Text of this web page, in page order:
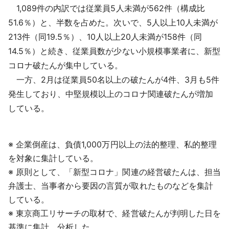
1,089件の内訳では従業員5人未満が562件（構成比
51.6％）と、半数を占めた。次いで、5人以上10人未満が
213件（同19.5％）、10人以上20人未満が158件（同
14.5％）と続き、従業員数が少ない小規模事業者に、新型
コロナ破たんが集中している。
一方、2月は従業員50名以上の破たんが4件、3月も5件
発生しており、中堅規模以上のコロナ関連破たんが増加
している。
※ 企業倒産は、負債1,000万円以上の法的整理、私的整理
を対象に集計している。
※ 原則として、「新型コロナ」関連の経営破たんは、担当
弁護士、当事者から要因の言質が取れたものなどを集計
している。
※ 東京商工リサーチの取材で、経営破たんが判明した日を